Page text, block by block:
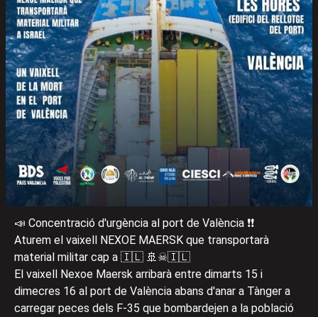
📣 Concentració d'urgència al port de València ❗️❗️
Aturem el vaixell NEXOE MAERSK que transportarà
material militar cap a 🇮🇱 🚢☠🇮🇱
El vaixell Nexoe Maersk arribarà entre dimarts 15 i
dimecres 16 al port de València abans d'anar a Tànger a
carregar peces dels F-35 que bombardejen a la població